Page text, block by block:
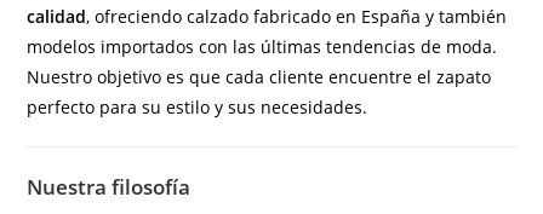
calidad, ofreciendo calzado fabricado en España y también
modelos importados con las últimas tendencias de moda.
Nuestro objetivo es que cada cliente encuentre el zapato
perfecto para su estilo y sus necesidades.
Nuestra filosofía